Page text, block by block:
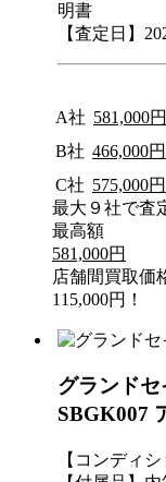
明書
【査定日】
A社 581,000円
B社 466,000円
C社 575,000円
最大９社で査
最高額
581,000円
店舗間買取価
115,000円！
グランド
SBGK007
【コンディ